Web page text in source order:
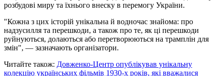
розбудові миру та їхнього внеску в перемогу України.
"Кожна з цих історій унікальна й водночас знайома: про
надзусилля та перешкоди, а також про те, як ці перешкоди
руйнуються, долаються або перетворюються на трамплін для
змін", — зазначають організатори.
Читайте також: Довженко-Центр опублікував унікальну
колекцію українських фільмів 1930-х років, які вважалися